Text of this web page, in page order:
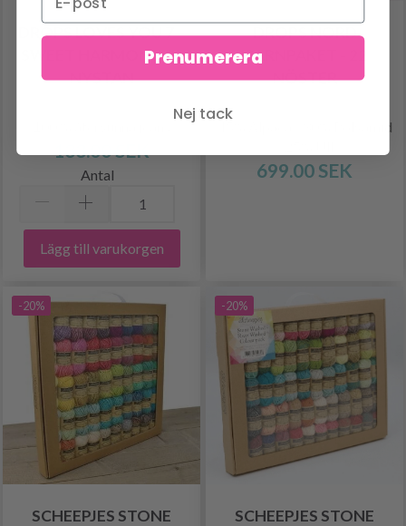
DROPS LOVES YOU 7 –
SWEET HARMONY 10
NYSTAN
133.00 SEK
Antal
Lägg till varukorgen
DROPS NORD
GARNPAKET - 22
NÖSTER
45% Alpaca / 30% Polyamid
699.00 SEK
-20%
SCHEEPJES STONE
-20%
SCHEEPJES STONE
Prenumerera
Nej tack